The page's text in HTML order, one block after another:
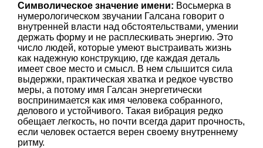
Символическое значение имени: Восьмерка в
нумерологическом звучании Галсана говорит о
внутренней власти над обстоятельствами, умении
держать форму и не расплескивать энергию. Это
число людей, которые умеют выстраивать жизнь
как надежную конструкцию, где каждая деталь
имеет свое место и смысл. В нем слышится сила
выдержки, практическая хватка и редкое чувство
меры, а потому имя Галсан энергетически
воспринимается как имя человека собранного,
делового и устойчивого. Такая вибрация редко
обещает легкость, но почти всегда дарит прочность,
если человек остается верен своему внутреннему
ритму.